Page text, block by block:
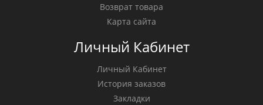
Возврат товара
Карта сайта
Личный Кабинет
Личный Кабинет
История заказов
Закладки